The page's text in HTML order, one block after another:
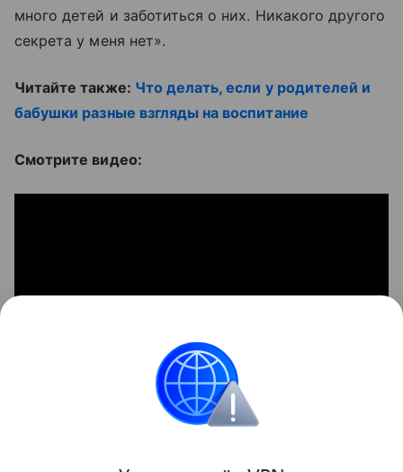
много детей и заботиться о них. Никакого другого
секрета у меня нет».
Читайте также: Что делать, если у родителей и
бабушки разные взгляды на воспитание
Смотрите видео: